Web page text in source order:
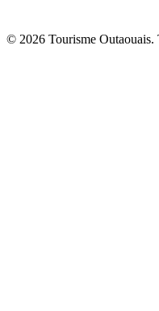
© 2026 Tourisme Outaouais.